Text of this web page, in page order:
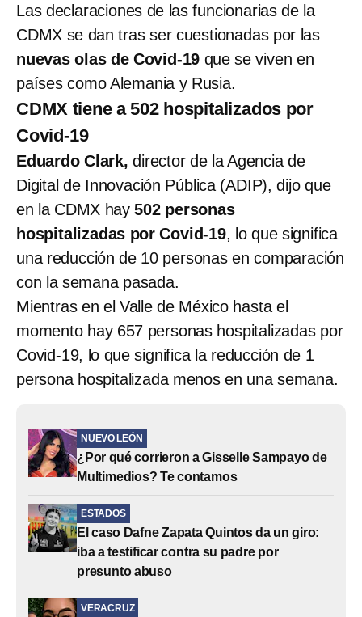
Las declaraciones de las funcionarias de la
CDMX se dan tras ser cuestionadas por las
nuevas olas de Covid-19 que se viven en
países como Alemania y Rusia.
CDMX tiene a 502 hospitalizados por
Covid-19
Eduardo Clark, director de la Agencia de
Digital de Innovación Pública (ADIP), dijo que
en la CDMX hay502 personas
hospitalizadas por Covid-19, lo que significa
una reducción de 10 personas en comparación
con la semana pasada.
Mientras en el Valle de México hasta el
momento hay 657 personas hospitalizadas por
Covid-19, lo que significa la reducción de 1
persona hospitalizada menos en una semana.
NUEVO LEÓN
¿Por qué corrieron a Gisselle Sampayo de
Multimedios? Te contamos
ESTADOS
El caso Dafne Zapata Quintos da un giro:
iba a testificar contra su padre por
presunto abuso
VERACRUZ